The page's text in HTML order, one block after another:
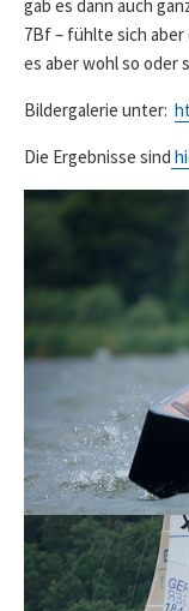
gab es dann auch
7Bf – fühlte sich aber
es aber wohl so oder
Bildergalerie unter:
Die Ergebnisse sind